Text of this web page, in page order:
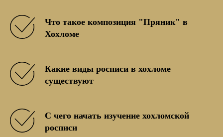
Что такое композиция "Пряник" в
Хохломе
Какие виды росписи в хохломе
существуют
С чего начать изучение хохломской
росписи